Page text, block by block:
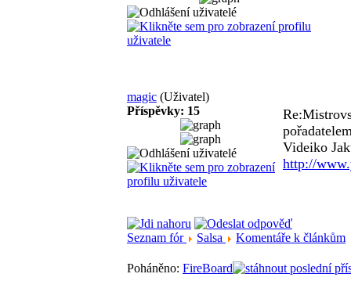
magic (Uživatel)
Příspěvky: 15
Videiko
http://
Seznam fór Salsa Komentáře k článkům
Poháněno: FireBoard